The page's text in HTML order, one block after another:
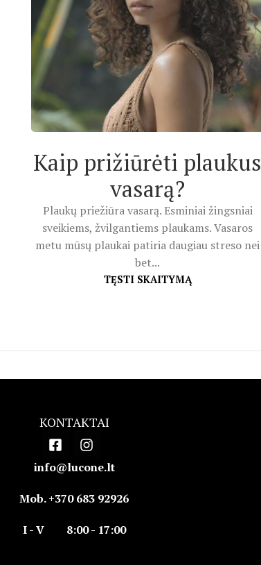
Kaip prižiūrėti plaukus
vasarą?
Plaukų priežiūra vasarą. Esminiai žingsniai
sveikiems, žvilgantiems plaukams. Vasaros
metu mūsų plaukai patiria daugiau streso nei
bet...
TĘSTI SKAITYMĄ
KONTAKTAI
info@lucone.lt
Mob. +370 683 92926
I - V 8:00 - 17:00